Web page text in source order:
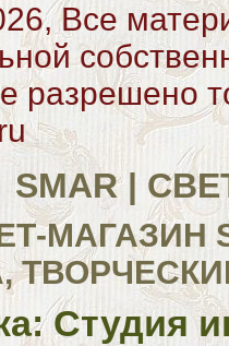
Все
разрешено
SMAR |
МАГАЗИН
Студия